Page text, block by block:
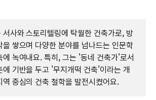
서사와 스토리텔링에 탁월한 건축가로, 방
을 쌓으며 다양한 분야를 넘나드는 인문학
에 녹여내요. 특히, 그는 '동네 건축가'로서
에 기반을 두고 '무지개떡 건축'이라는 개
역 중심의 건축 철학을 발전시켰어요.